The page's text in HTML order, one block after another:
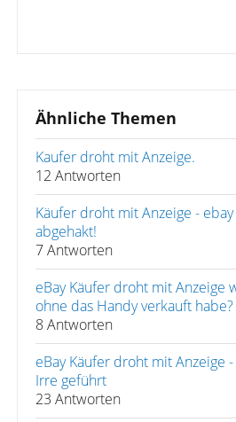
Ähnliche Themen
Kaufer droht mit Anzeige.
12 Antworten
Käufer droht mit Anzeige -
abgehakt!
7 Antworten
eBay Käufer droht mit Anzeige
ohne das Handy verkauft habe?
8 Antworten
eBay Käufer droht mit Anzeige
Irre geführt
23 Antworten